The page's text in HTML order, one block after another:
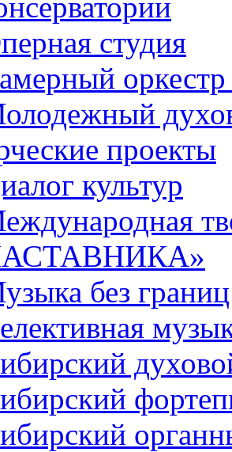
студия
оркестр
проекты
культур
без границ